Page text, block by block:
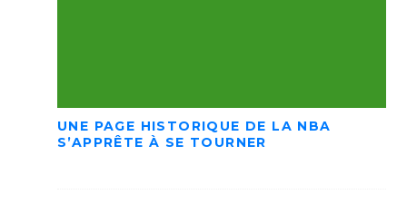
UNE PAGE HISTORIQUE DE LA NBA
S’APPRÊTE À SE TOURNER